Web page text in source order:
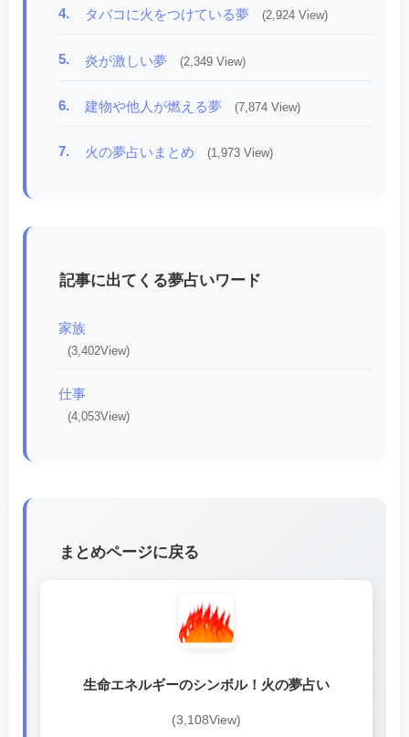
4. タバコに火をつけている夢 (2,924 View)
5. 炎が激しい夢 (2,349 View)
6. 建物や他人が燃える夢 (7,874 View)
7. 火の夢占いまとめ (1,973 View)
記事に出てくる夢占いワード
家族
(3,402View)
仕事
(4,053View)
まとめページに戻る
生命エネルギーのシンボル！火の夢占い
(3,108View)